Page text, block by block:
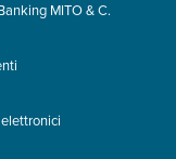
MITO & C.